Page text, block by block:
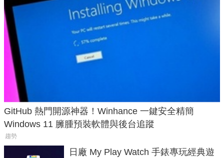
GitHub 熱門開源神器！Winhance 一鍵安全精簡
Windows 11 臃腫預裝軟體與後台追蹤
趨勢
日廠 My Play Watch 手錶專玩經典遊